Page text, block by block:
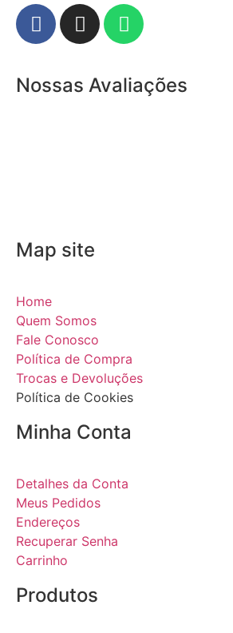
Nossas Avaliações
Map site
Home
Quem Somos
Fale Conosco
Política de Compra
Trocas e Devoluções
Política de Cookies
Minha Conta
Detalhes da Conta
Meus Pedidos
Endereços
Recuperar Senha
Carrinho
Produtos